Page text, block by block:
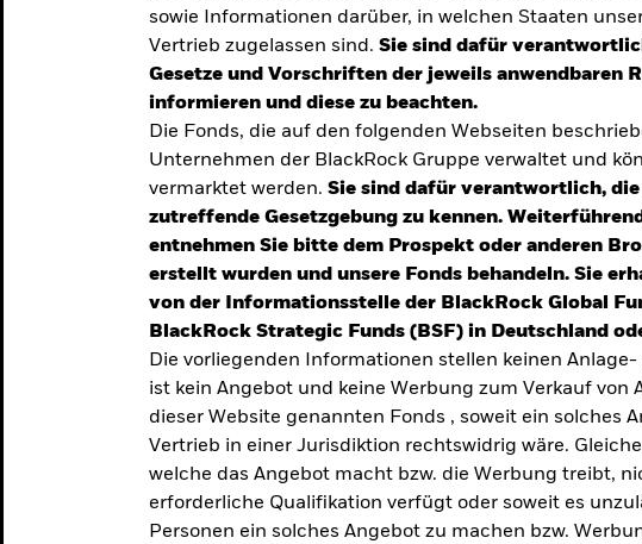
TRENDS & IDEEN UMFRAGE
sowie Informationen darüber, in welchen Staaten
Vertrieb zugelassen sind. Sie sind dafür
Gesetze und Vorschriften der jeweils anwendbaren
informieren und diese zu beachten.
Die Fonds, die auf den folgenden Webseiten
Unternehmen der BlackRock Gruppe verwaltet und
vermarktet werden. Sie sind dafür verantwortlich, die
zutreffende Gesetzgebung zu kennen.
entnehmen Sie bitte dem Prospekt oder anderen
erstellt wurden und unsere Fonds behandeln. Sie
von der Informationsstelle der BlackRock Global
BlackRock Strategic Funds (BSF) in Deutschland
Die vorliegenden Informationen stellen keinen
ist kein Angebot und keine Werbung zum Verkauf von
dieser Website genannten Fonds , soweit ein solches
Vertrieb in einer Jurisdiktion rechtswidrig wäre.
welche das Angebot macht bzw. die Werbung treibt,
erforderliche Qualifikation verfügt oder soweit es
Personen ein solches Angebot zu machen bzw.